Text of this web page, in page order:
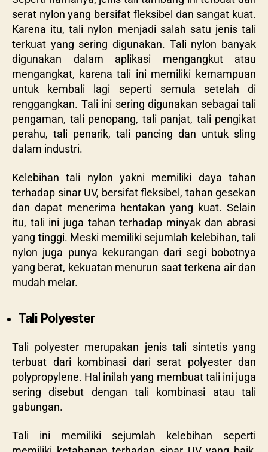
serat nylon yang bersifat fleksibel dan sangat kuat.
Karena itu, tali nylon menjadi salah satu jenis tali
terkuat yang sering digunakan. Tali nylon banyak
digunakan dalam aplikasi mengangkut atau
mengangkat, karena tali ini memiliki kemampuan
untuk kembali lagi seperti semula setelah di
renggangkan. Tali ini sering digunakan sebagai tali
pengaman, tali penopang, tali panjat, tali pengikat
perahu, tali penarik, tali pancing dan untuk sling
dalam industri.
Kelebihan tali nylon yakni memiliki daya tahan
terhadap sinar UV, bersifat fleksibel, tahan gesekan
dan dapat menerima hentakan yang kuat. Selain
itu, tali ini juga tahan terhadap minyak dan abrasi
yang tinggi. Meski memiliki sejumlah kelebihan, tali
nylon juga punya kekurangan dari segi bobotnya
yang berat, kekuatan menurun saat terkena air dan
mudah melar.
Tali Polyester
Tali polyester merupakan jenis tali sintetis yang
terbuat dari kombinasi dari serat polyester dan
polypropylene. Hal inilah yang membuat tali ini juga
sering disebut dengan tali kombinasi atau tali
gabungan.
Tali ini memiliki sejumlah kelebihan seperti